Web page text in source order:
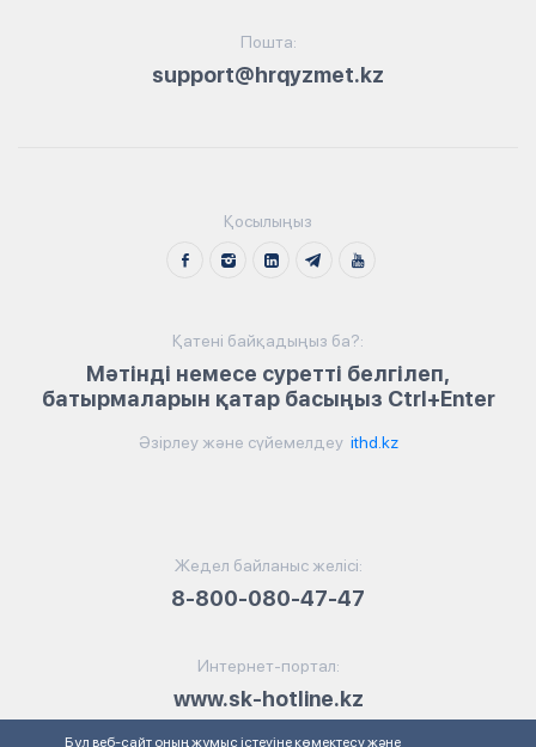
Пошта:
support@hrqyzmet.kz
Қосылыңыз
Қатені байқадыңыз ба?:
Мәтінді немесе суретті белгілеп,
батырмаларын қатар басыңыз Ctrl+Enter
Әзірлеу және сүйемелдеу ithd.kz
Жедел байланыс желісі:
8-800-080-47-47
Интернет-портал:
www.sk-hotline.kz
Бұл веб-сайт оның жұмыс істеуіне көмектесу және